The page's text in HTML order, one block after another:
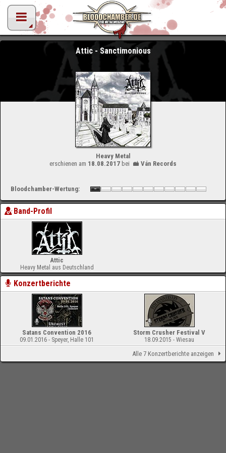
Attic - Sanctimonious
Heavy Metal
erschienen am 18.08.2017 bei Ván Records
Bloodchamber-Wertung:
Band-Profil
Attic
Heavy Metal aus Deutschland
Konzertberichte
Satans Convention 2016
09.01.2016 - Speyer, Halle 101
Storm Crusher Festival V
18.09.2015 - Wiesau
Alle 7 Konzertberichte anzeigen